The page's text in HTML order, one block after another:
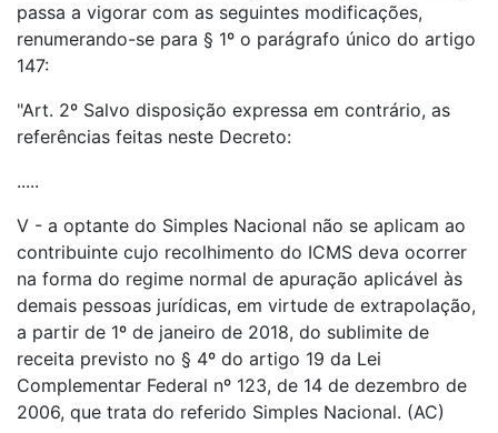
passa a vigorar com as seguintes modificações,
renumerando-se para § 1º o parágrafo único do artigo
147:
"Art. 2º Salvo disposição expressa em contrário, as
referências feitas neste Decreto:
.....
V - a optante do Simples Nacional não se aplicam ao
contribuinte cujo recolhimento do ICMS deva ocorrer
na forma do regime normal de apuração aplicável às
demais pessoas jurídicas, em virtude de extrapolação,
a partir de 1º de janeiro de 2018, do sublimite de
receita previsto no § 4º do artigo 19 da Lei
Complementar Federal nº 123, de 14 de dezembro de
2006, que trata do referido Simples Nacional. (AC)